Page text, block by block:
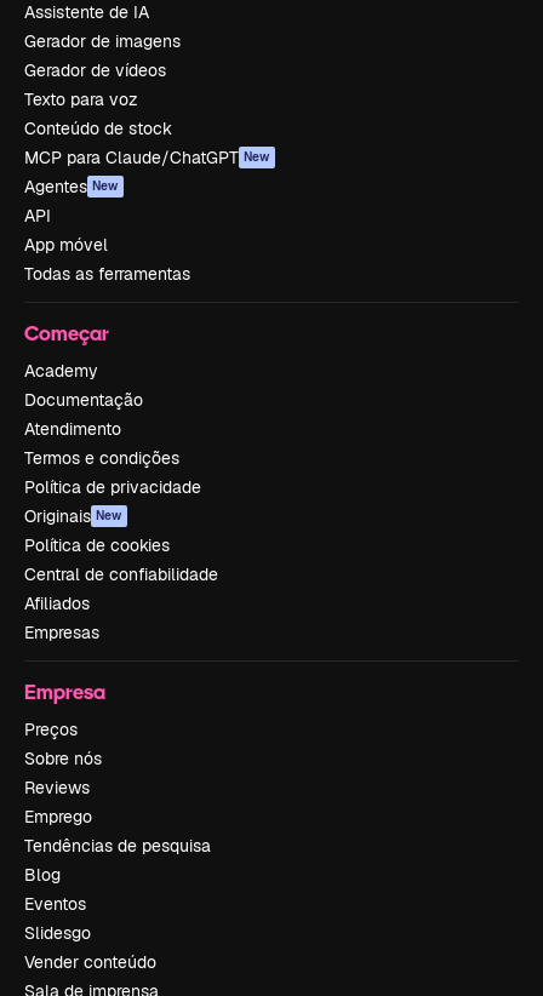
Assistente de IA
Gerador de imagens
Gerador de vídeos
Texto para voz
Conteúdo de stock
MCP para Claude/ChatGPT New
Agentes New
API
App móvel
Todas as ferramentas
Começar
Academy
Documentação
Atendimento
Termos e condições
Política de privacidade
Originais New
Política de cookies
Central de confiabilidade
Afiliados
Empresas
Empresa
Preços
Sobre nós
Reviews
Emprego
Tendências de pesquisa
Blog
Eventos
Slidesgo
Vender conteúdo
Sala de imprensa